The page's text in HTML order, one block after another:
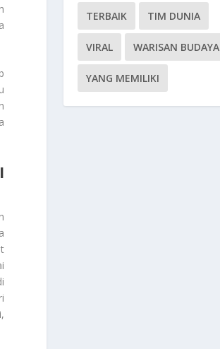
TERBAIK TIM DUNIA
VIRAL WARISAN BUDAYA
YANG MEMILIKI